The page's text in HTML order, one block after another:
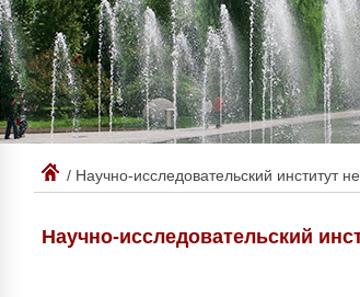
/ Научно-исследовательский институт
Научно-исследовательский